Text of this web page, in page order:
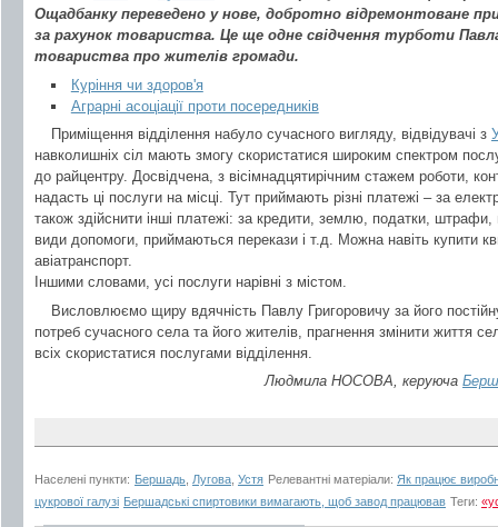
Ощадбанку переведено у нове, добротно відремонтоване
за рахунок товариства. Це ще одне свідчення турботи
товариства про жителів громади.
Куріння чи здоров'я
Аграрні асоціації проти посередників
Приміщення відділення набуло сучасного вигляду, відвідувачі з
навколишніх сіл мають змогу скористатися широким спектром
до райцентру. Досвідчена, з вісімнадцятирічним стажем роботи,
надасть ці послуги на місці. Тут приймають різні платежі – за
також здійснити інші платежі: за кредити, землю, податки, штрафи,
види допомоги, приймаються перекази і т.д. Можна навіть купити
авіатранспорт.
Іншими словами, усі послуги нарівні з містом.
Висловлюємо щиру вдячність Павлу Григоровичу за його
потреб сучасного села та його жителів, прагнення змінити життя
всіх скористатися послугами відділення.
Людмила НОСОВА, керуюча
Населені пункти: Бершадь Лугова Устя Релевантні матеріали: Як працює
цукрової галузі Бершадські спиртовики вимагають, щоб завод працював Теги: